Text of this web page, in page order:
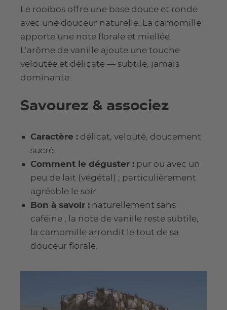
Le rooibos offre une base douce et ronde
avec une douceur naturelle. La camomille
apporte une note florale et miellée.
L’arôme de vanille ajoute une touche
veloutée et délicate — subtile, jamais
dominante.
Savourez & associez
Caractère : délicat, velouté, doucement
sucré.
Comment le déguster : pur ou avec un
peu de lait (végétal) ; particulièrement
agréable le soir.
Bon à savoir : naturellement sans
caféine ; la note de vanille reste subtile,
la camomille arrondit le tout de sa
douceur florale.